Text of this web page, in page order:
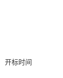
开标时间